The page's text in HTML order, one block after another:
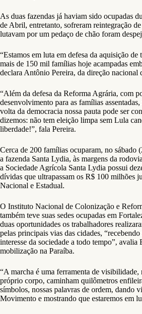
As duas fazendas já haviam sido ocupadas
de Abril, entretanto, sofreram reintegração
lutavam por um pedaço de chão foram
“Estamos em luta em defesa da aquisição de
mais de 150 mil famílias hoje acampadas
declara Antônio Pereira, da direção nacional
“Além da defesa da Reforma Agrária, com
desenvolvimento para as famílias
volta da democracia nossa pauta pode ser
dizemos: não tem eleição limpa sem Lula
liberdade!”, fala Pereira.
Cerca de 200 famílias ocuparam, no sábado
a fazenda Santa Lydia, às margens da
a Sociedade Agrícola Santa Lydia possui
dívidas que ultrapassam os R$ 100 milhões
Nacional e Estadual.
O Instituto Nacional de Colonização e
também teve suas sedes ocupadas em
duas oportunidades os trabalhadores
pelas principais vias das cidades,
interesse da sociedade a todo tempo”, avalia
mobilização na Paraíba.
“A marcha é uma ferramenta de visibilidade,
próprio corpo, caminham quilômetros
símbolos, nossas palavras de ordem, dando
Movimento e mostrando que estaremos em